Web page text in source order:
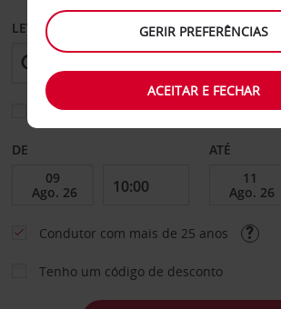
LEVANTAR EM
Escolher uma estação de devolução
DE ATÉ
Condutor com mais de 25 anos
Tenho um código de desconto
GERIR PREFERÊNCIAS
ACEITAR E FECHAR